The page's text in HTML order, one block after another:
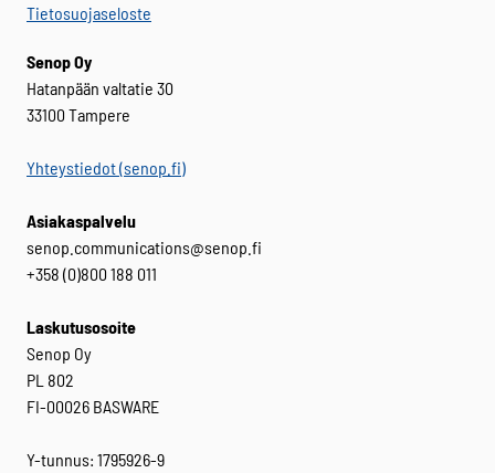
Tietosuojaseloste
Senop Oy
Hatanpään valtatie 30
33100 Tampere
Yhteystiedot (senop.fi)
Asiakaspalvelu
senop.communications@senop.fi
+358 (0)800 188 011
Laskutusosoite
Senop Oy
PL 802
FI-00026 BASWARE
Y-tunnus: 1795926-9